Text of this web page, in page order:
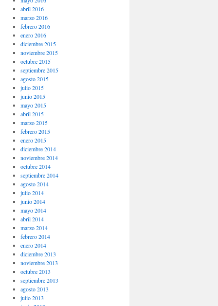
abril 2016
marzo 2016
febrero 2016
enero 2016
diciembre 2015
noviembre 2015
octubre 2015
septiembre 2015
agosto 2015
julio 2015
junio 2015
mayo 2015
abril 2015
marzo 2015
febrero 2015
enero 2015
diciembre 2014
noviembre 2014
octubre 2014
septiembre 2014
agosto 2014
julio 2014
junio 2014
mayo 2014
abril 2014
marzo 2014
febrero 2014
enero 2014
diciembre 2013
noviembre 2013
octubre 2013
septiembre 2013
agosto 2013
julio 2013